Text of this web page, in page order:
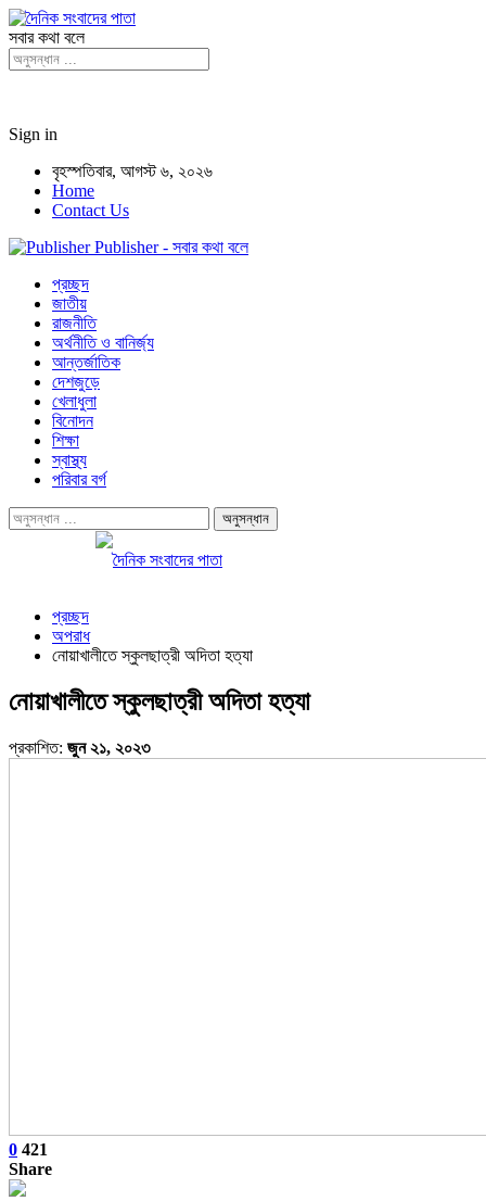
সবার কথা বলে
Sign in
বৃহস্পতিবার, আগস্ট ৬, ২০২৬
Home
Contact Us
Publisher - সবার কথা বলে
প্রচ্ছদ
জাতীয়
রাজনীতি
অর্থনীতি ও বানির্জ্য
আন্তর্জাতিক
দেশজুড়ে
খেলাধুলা
বিনোদন
শিক্ষা
স্বাস্থ্য
পরিবার বর্গ
প্রচ্ছদ
অপরাধ
নোয়াখালীতে স্কুলছাত্রী অদিতা হত্যা
নোয়াখালীতে স্কুলছাত্রী অদিতা হত্যা
প্রকাশিত: জুন ২১, ২০২৩
0 421
Share